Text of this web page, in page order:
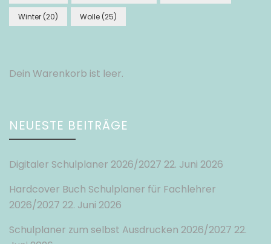
Winter (20) Wolle (25)
Dein Warenkorb ist leer.
NEUESTE BEITRÄGE
Digitaler Schulplaner 2026/2027 22. Juni 2026
Hardcover Buch Schulplaner für Fachlehrer
2026/2027 22. Juni 2026
Schulplaner zum selbst Ausdrucken 2026/2027 22.